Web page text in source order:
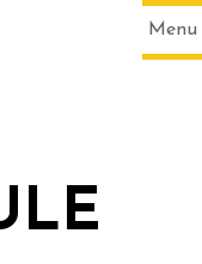
Menu